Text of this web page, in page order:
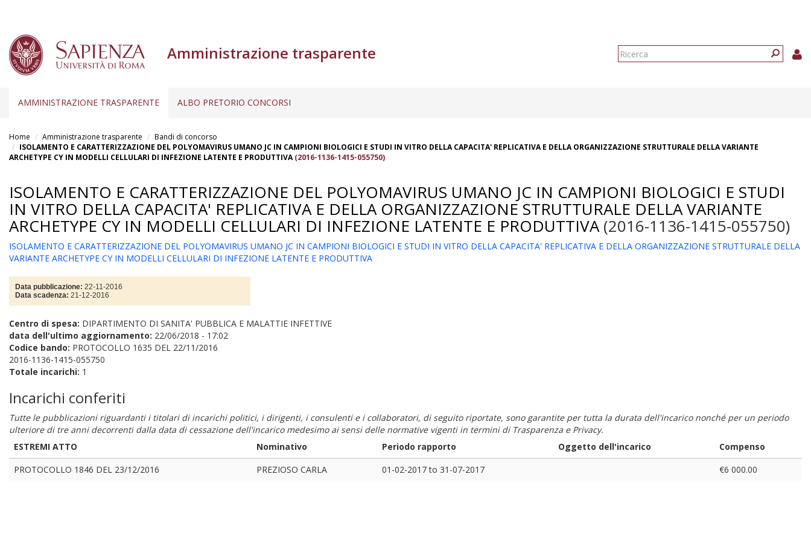
contenuto
principale
Amministrazione trasparente
Form
AMMINISTRAZIONE TRASPARENTE ALBO PRETORIO CONCORSI
Home Amministrazione trasparente
Bandi di concorso
ISOLAMENTO E CARATTERIZZAZIONE DEL POLYOMAVIRUS UMANO JC IN CAMPIONI BIOLOGICI E STUDI IN VITRO DELLA CAPACITA' REPLICATIVA E DELLA ORGANIZZAZIONE STRUTTURALE DELLA VARIANTE
ARCHETYPE CY IN MODELLI CELLULARI DI INFEZIONE LATENTE E PRODUTTIVA(2016-1136-1415-055750)
ISOLAMENTO E CARATTERIZZAZIONE DEL POLYOMAVIRUS UMANO JC IN CAMPIONI BIOLOGICI E STUDI
IN VITRO DELLA CAPACITA' REPLICATIVA E DELLA ORGANIZZAZIONE STRUTTURALE DELLA VARIANTE
ARCHETYPE CY IN MODELLI CELLULARI DI INFEZIONE LATENTE E PRODUTTIVA(2016-1136-1415-055750)
ISOLAMENTO E CARATTERIZZAZIONE DEL POLYOMAVIRUS UMANO JC IN CAMPIONI BIOLOGICI E STUDI IN VITRO DELLA CAPACITA' REPLICATIVA E DELLA ORGANIZZAZIONE STRUTTURALE DELLA
VARIANTE ARCHETYPE CY IN MODELLI CELLULARI DI INFEZIONE LATENTE E PRODUTTIVA
Data pubblicazione: 22-11-2016
Data scadenza: 21-12-2016
Centro di spesa: DIPARTIMENTO DI SANITA' PUBBLICA E MALATTIE INFETTIVE
data dell'ultimo aggiornamento: 22/06/2018 - 17:02
Codice bando: PROTOCOLLO 1635 DEL 22/11/2016
2016-1136-1415-055750
Totale incarichi: 1
Incarichi conferiti
Tutte le pubblicazioni riguardanti i titolari di incarichi politici, i dirigenti, i consulenti e i collaboratori, di seguito riportate, sono garantite per tutta la durata dell'incarico nonché per un periodo
ulteriore di tre anni decorrenti dalla data di cessazione dell'incarico medesimo ai sensi delle normative vigenti in termini di Trasparenza e Privacy.
ESTREMI ATTO
Nominativo Periodo rapporto Oggetto dell'incarico
Compenso
PROTOCOLLO 1846 DEL 23/12/2016
PREZIOSO CARLA 01-02-2017to 31-07-2017 €6 000.00